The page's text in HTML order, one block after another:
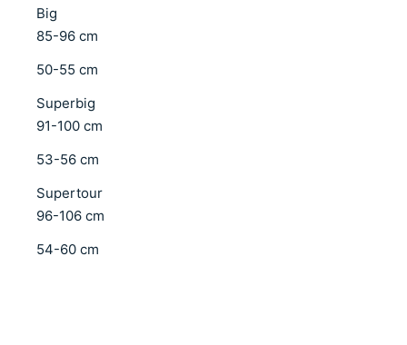
Big
85-96 cm
50-55 cm
Superbig
91-100 cm
53-56 cm
Supertour
96-106 cm
54-60 cm